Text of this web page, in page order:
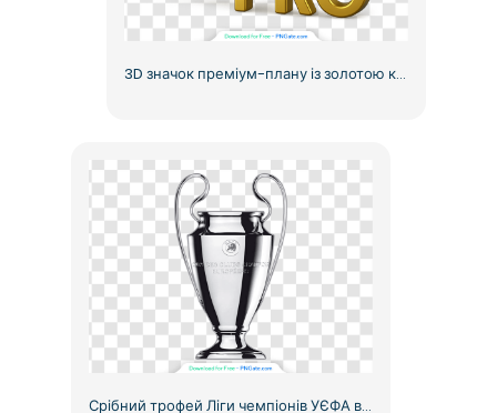
3D значок преміум-плану із золотою короною, безкоштовний PNG
Срібний трофей Ліги чемпіонів УЄФА високої якості, безкоштовний PNG